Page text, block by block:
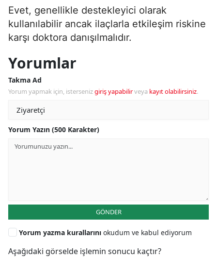
Evet, genellikle destekleyici olarak
kullanılabilir ancak ilaçlarla etkileşim riskine
karşı doktora danışılmalıdır.
Yorumlar
Takma Ad
Yorum yapmak için, istersenizgiriş yapabilirveya kayıt olabilirsiniz.
Yorum Yazın (500 Karakter)
GÖNDER
Yorum yazma kurallarını okudum ve kabul ediyorum
Aşağıdaki görselde işlemin sonucu kaçtır?